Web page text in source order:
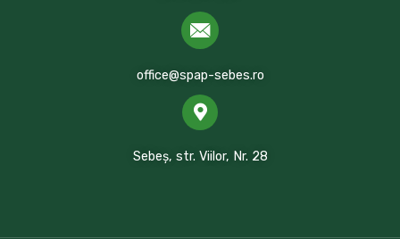
office@spap-sebes.ro
Sebeș, str. Viilor, Nr. 28